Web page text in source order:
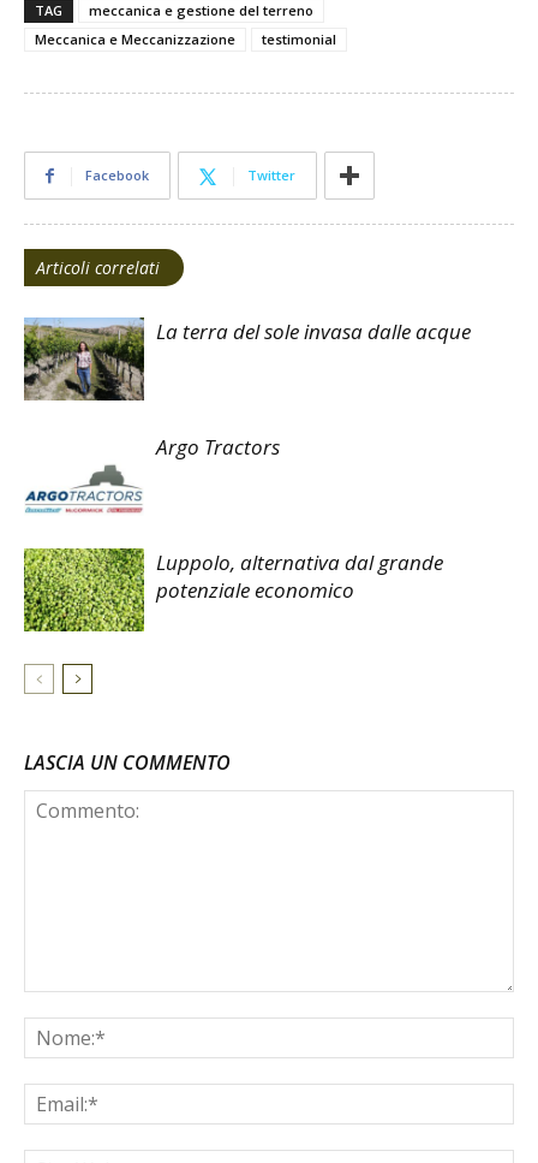
TAG
meccanica e gestione del terreno
Meccanica e Meccanizzazione
testimonial
Facebook Twitter
Articoli correlati
La terra del sole invasa dalle acque
Argo Tractors
Luppolo, alternativa dal grande
potenziale economico
LASCIA UN COMMENTO